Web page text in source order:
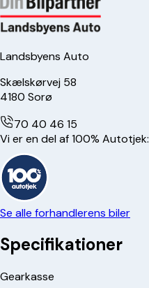
Landsbyens Auto
Skælskørvej 58
4180 Sorø
70 40 46 15
Vi er en del af 100% Autotjek:
Se alle forhandlerens biler
Specifikationer
Gearkasse